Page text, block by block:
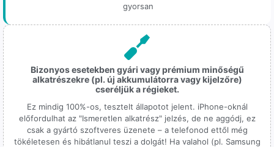
gyorsan
Bizonyos esetekben gyári vagy prémium minőségű
alkatrészekre (pl. új akkumulátorra vagy kijelzőre)
cseréljük a régieket.
Ez mindig 100%-os, tesztelt állapotot jelent. iPhone-oknál
előfordulhat az "Ismeretlen alkatrész" jelzés, de ne aggódj, ez
csak a gyártó szoftveres üzenete – a telefonod ettől még
tökéletesen és hibátlanul teszi a dolgát! Ha valahol (pl. Samsung